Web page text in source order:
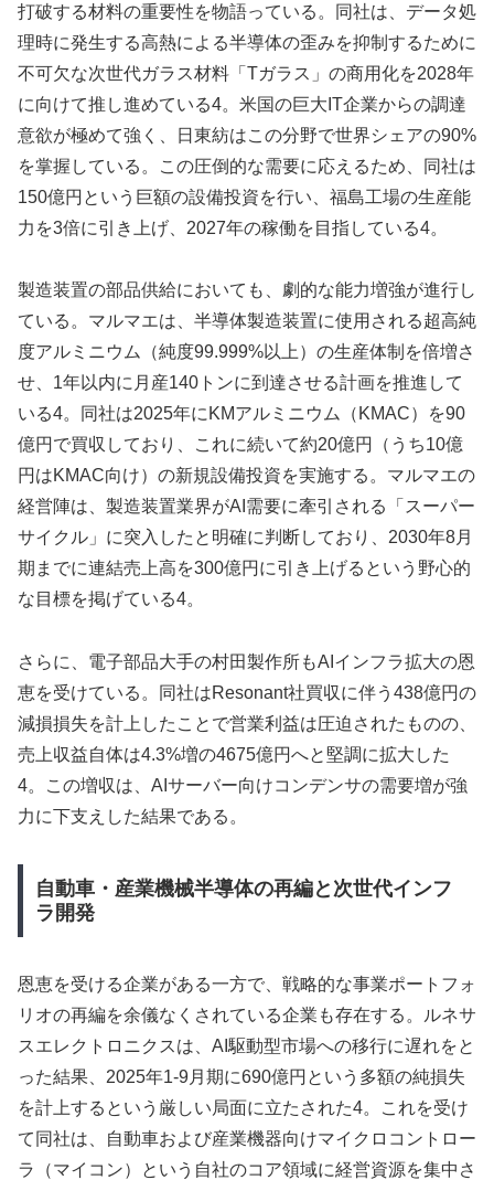
打破する材料の重要性を物語っている。同社は、データ処
理時に発生する高熱による半導体の歪みを抑制するために
不可欠な次世代ガラス材料「Tガラス」の商用化を2028年
に向けて推し進めている4。米国の巨大IT企業からの調達
意欲が極めて強く、日東紡はこの分野で世界シェアの90%
を掌握している。この圧倒的な需要に応えるため、同社は
150億円という巨額の設備投資を行い、福島工場の生産能
力を3倍に引き上げ、2027年の稼働を目指している4。
製造装置の部品供給においても、劇的な能力増強が進行し
ている。マルマエは、半導体製造装置に使用される超高純
度アルミニウム（純度99.999%以上）の生産体制を倍増さ
せ、1年以内に月産140トンに到達させる計画を推進して
いる4。同社は2025年にKMアルミニウム（KMAC）を90
億円で買収しており、これに続いて約20億円（うち10億
円はKMAC向け）の新規設備投資を実施する。マルマエの
経営陣は、製造装置業界がAI需要に牽引される「スーパー
サイクル」に突入したと明確に判断しており、2030年8月
期までに連結売上高を300億円に引き上げるという野心的
な目標を掲げている4。
さらに、電子部品大手の村田製作所もAIインフラ拡大の恩
恵を受けている。同社はResonant社買収に伴う438億円の
減損損失を計上したことで営業利益は圧迫されたものの、
売上収益自体は4.3%増の4675億円へと堅調に拡大した
4。この増収は、AIサーバー向けコンデンサの需要増が強
力に下支えした結果である。
自動車・産業機械半導体の再編と次世代インフ
ラ開発
恩恵を受ける企業がある一方で、戦略的な事業ポートフォ
リオの再編を余儀なくされている企業も存在する。ルネサ
スエレクトロニクスは、AI駆動型市場への移行に遅れをと
った結果、2025年1-9月期に690億円という多額の純損失
を計上するという厳しい局面に立たされた4。これを受け
て同社は、自動車および産業機器向けマイクロコントロー
ラ（マイコン）という自社のコア領域に経営資源を集中さ